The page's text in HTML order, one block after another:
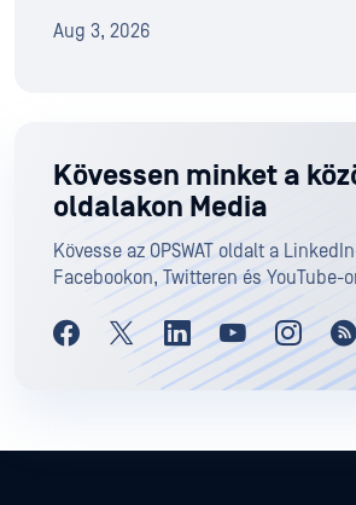
Aug 3, 2026
Kövessen minket a
oldalakon Media
Kövesse az OPSWAT oldalt a
Facebookon, Twitteren és YouTube-